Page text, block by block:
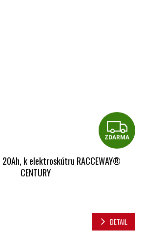
ZDARMA
k elektroskútru RACCEWAY®
CENTURY
DETAIL